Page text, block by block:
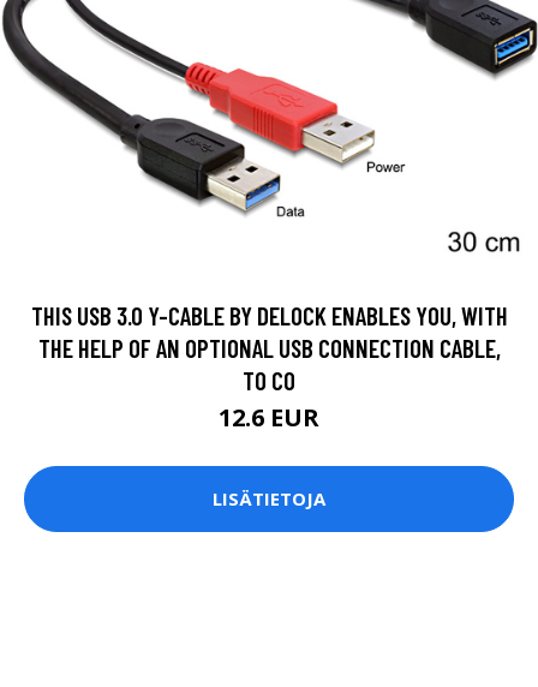
THIS USB 3.0 Y-CABLE BY DELOCK ENABLES YOU, WITH
THE HELP OF AN OPTIONAL USB CONNECTION CABLE,
TO CO
12.6 EUR
LISÄTIETOJA